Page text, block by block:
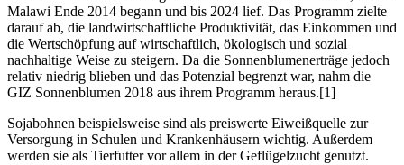
Malawi Ende 2014 begann und bis 2024 lief. Das Programm zielte
darauf ab, die landwirtschaftliche Produktivität, das Einkommen und
die Wertschöpfung auf wirtschaftlich, ökologisch und sozial
nachhaltige Weise zu steigern. Da die Sonnenblumenerträge jedoch
relativ niedrig blieben und das Potenzial begrenzt war, nahm die
GIZ Sonnenblumen 2018 aus ihrem Programm heraus.[1]
Sojabohnen beispielsweise sind als preiswerte Eiweißquelle zur
Versorgung in Schulen und Krankenhäusern wichtig. Außerdem
werden sie als Tierfutter vor allem in der Geflügelzucht genutzt.